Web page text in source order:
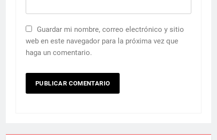
Guardar mi nombre, correo electrónico y sitio
web en este navegador para la próxima vez que
haga un comentario.